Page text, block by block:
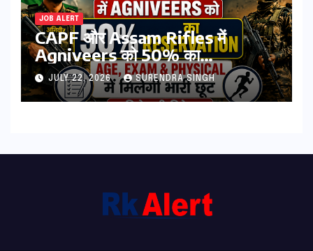
JOB ALERT
CAPF और Assam Rifles में
Agniveers को 50% का
Reservation: Age, Exam &
Physical में मिलेगी भारी छूट | पढिये पूरी
डिटेल्स
JULY 22, 2026 SURENDRA SINGH